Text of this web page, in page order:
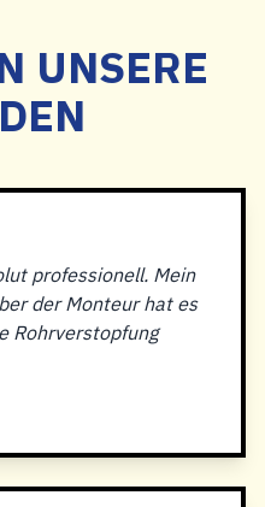
UNSERE
professionell. Mein
der Monteur hat es
Rohrverstopfung